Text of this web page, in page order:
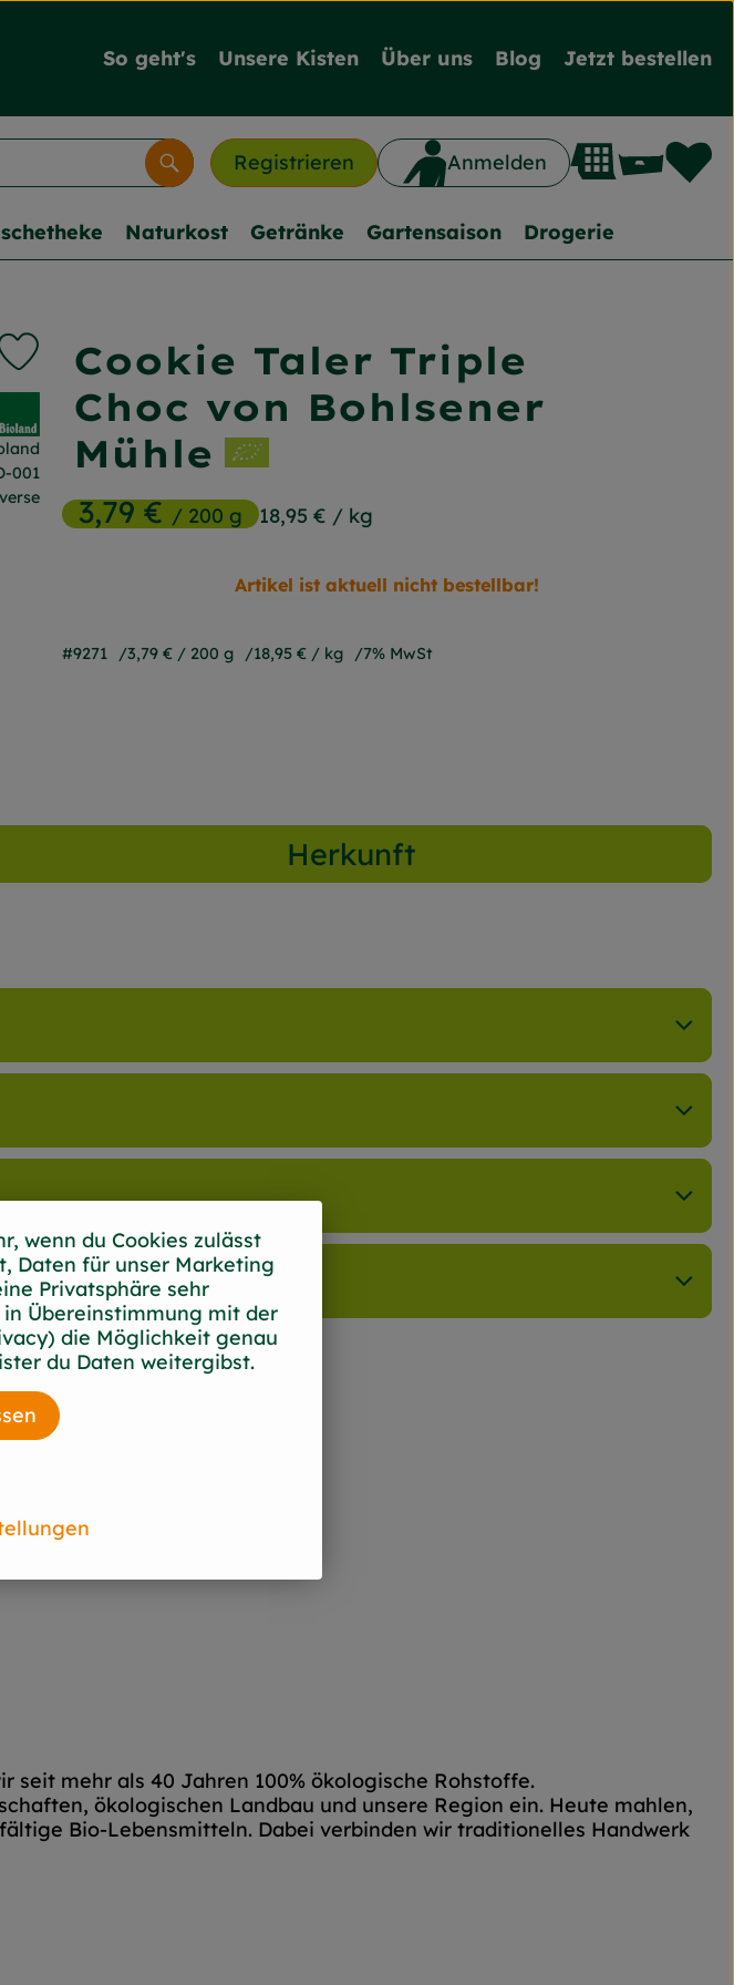
So geht's Unsere Kisten Über uns Blog Jetzt bestellen
Registrieren Anmelden
Suchen
Naturkost Getränke Gartensaison Drogerie
Cookie Taler Triple
Choc von Bohlsener
Mühle
3,79 €/ 200 g 18,95 € / kg
Produkt zu Favouriten hinzufügen
001
Artikel ist aktuell nicht bestellbar!
#9271 3,79 € / 200 g 18,95 € / kg 7% MwSt
Herkunft
seit mehr als 40 Jahren 100% ökologische Rohstoffe.
ökologischen Landbau und unsere Region ein. Heute mahlen,
Bio-Lebensmitteln. Dabei verbinden wir traditionelles Handwerk
wenn du Cookies zulässt
Daten für unser Marketing
Privatsphäre sehr
Übereinstimmung mit der
die Möglichkeit genau
du Daten weitergibst.